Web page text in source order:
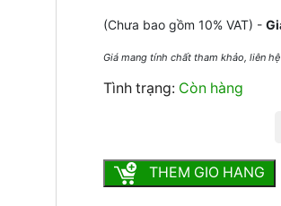
(Chưa bao gồm 10% VAT) -
Giá mang tính chất tham khảo, liên
Tình trạng: Còn hàng
THEM GIO HANG